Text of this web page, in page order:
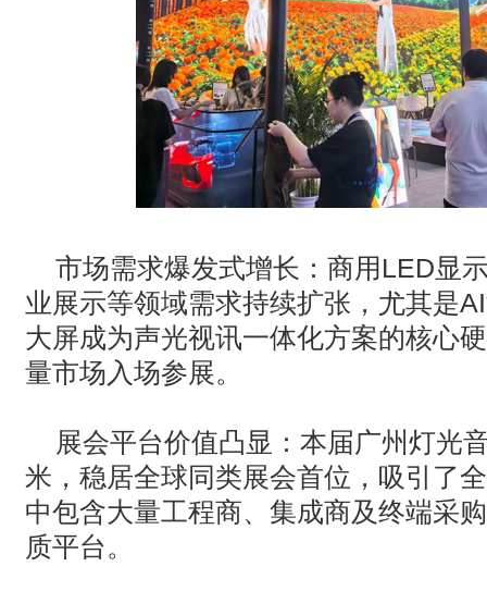
‌市场需求爆发式增长‌：商用 LED显
业展示等领域需求持续扩张，尤其是AI
大屏成为声光视讯一体化方案的核心
量市场入场参展。
展会平台价值凸显‌：本届广州灯光
米‌，稳居全球同类展会首位，吸引了
中包含大量工程商、集成商及终端采
质平台。